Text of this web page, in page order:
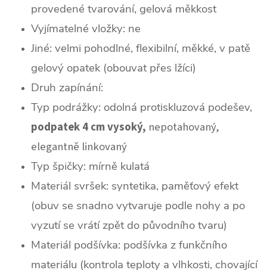
provedené tvarování, gelová měkkost
Vyjímatelné vložky: ne
Jiné: velmi pohodlné, flexibilní, měkké, v patě
gelový opatek (obouvat přes lžíci)
Druh zapínání:
Typ podrážky: odolná protiskluzová podešev,
podpatek 4 cm vysoký, nepotahovaný,
elegantně linkovaný
Typ špičky: mírně kulatá
Materiál svršek: syntetika, paměťový efekt
(obuv se snadno vytvaruje podle nohy a po
vyzutí se vrátí zpět do původního tvaru)
Materiál podšívka: podšívka z funkčního
materiálu (kontrola teploty a vlhkosti, chovající